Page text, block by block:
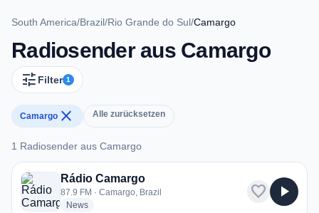
South America/Brazil/Rio Grande do Sul/Camargo
Radiosender aus Camargo
tune Filter 1
Camargo close Alle zurücksetzen
1 Radiosender aus Camargo
1 Radiosender aus Camargo
Rádio Camargo
87.9 FM · Camargo, Brazil
Newsradio stations
favorite play_arrow